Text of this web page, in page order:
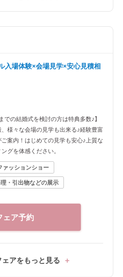
入場体験×会場見学×安心見積相
での結婚式を検討の方は特典多数♪】
様々な会場の見学も出来る♪経験豊富
案内！はじめての見学も安心♪上質な
グを体感ください。
ァッションショー
・引出物などの展示
ェア予約
アをもっと見る